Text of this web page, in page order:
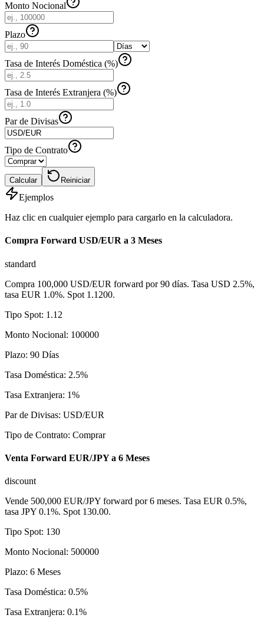
Monto Nocional
Plazo
Tasa de Interés Doméstica (%)
Tasa de Interés Extranjera (%)
Par de Divisas
Tipo de Contrato
Calcular Reiniciar
Ejemplos
Haz clic en cualquier ejemplo para cargarlo en la calculadora.
Compra Forward USD/EUR a 3 Meses
standard
Compra 100,000 USD/EUR forward por 90 días. Tasa USD 2.5%,
tasa EUR 1.0%. Spot 1.1200.
Tipo Spot: 1.12
Monto Nocional: 100000
Plazo: 90 Días
Tasa Doméstica: 2.5%
Tasa Extranjera: 1%
Par de Divisas: USD/EUR
Tipo de Contrato: Comprar
Venta Forward EUR/JPY a 6 Meses
discount
Vende 500,000 EUR/JPY forward por 6 meses. Tasa EUR 0.5%,
tasa JPY 0.1%. Spot 130.00.
Tipo Spot: 130
Monto Nocional: 500000
Plazo: 6 Meses
Tasa Doméstica: 0.5%
Tasa Extranjera: 0.1%